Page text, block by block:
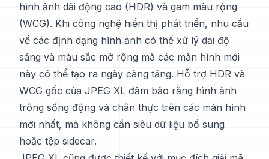
hình ảnh dải động cao (HDR) và gam màu rộng
(WCG). Khi công nghệ hiển thị phát triển, nhu cầu
về các định dạng hình ảnh có thể xử lý dải độ
sáng và màu sắc mở rộng mà các màn hình mới
này có thể tạo ra ngày càng tăng. Hỗ trợ HDR và
WCG gốc của JPEG XL đảm bảo rằng hình ảnh
trông sống động và chân thực trên các màn hình
mới nhất, mà không cần siêu dữ liệu bổ sung
hoặc tệp sidecar.